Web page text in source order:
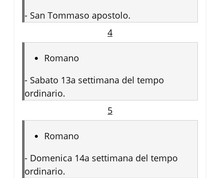
- San Tommaso apostolo.
4
Romano
- Sabato 13a settimana del tempo
ordinario.
5
Romano
- Domenica 14a settimana del tempo
ordinario.